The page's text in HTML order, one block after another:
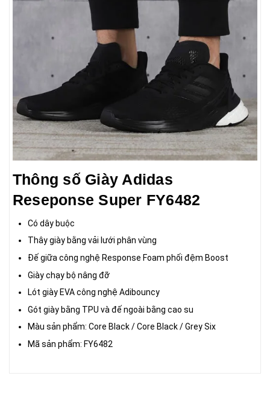
Thông số Giày Adidas
Reseponse Super FY6482
Có dây buộc
Thây giày bằng vải lưới phân vùng
Đế giữa công nghệ Response Foam phối đệm Boost
Giày chạy bộ nâng đỡ
Lót giày EVA công nghệ Adibouncy
Gót giày bằng TPU và đế ngoài bằng cao su
Màu sản phẩm: Core Black / Core Black / Grey Six
Mã sản phẩm: FY6482